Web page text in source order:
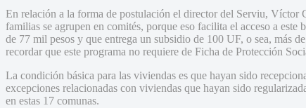
En relación a la forma de postulación el director del Serviu, Víctor
familias se agrupen en comités, porque eso facilita el acceso a
de 77 mil pesos y que entrega un subsidio de 100 UF, o sea, más
recordar que este programa no requiere de Ficha de Protección
La condición básica para las viviendas es que hayan sido
excepciones relacionadas con viviendas que hayan sido
en estas 17 comunas.